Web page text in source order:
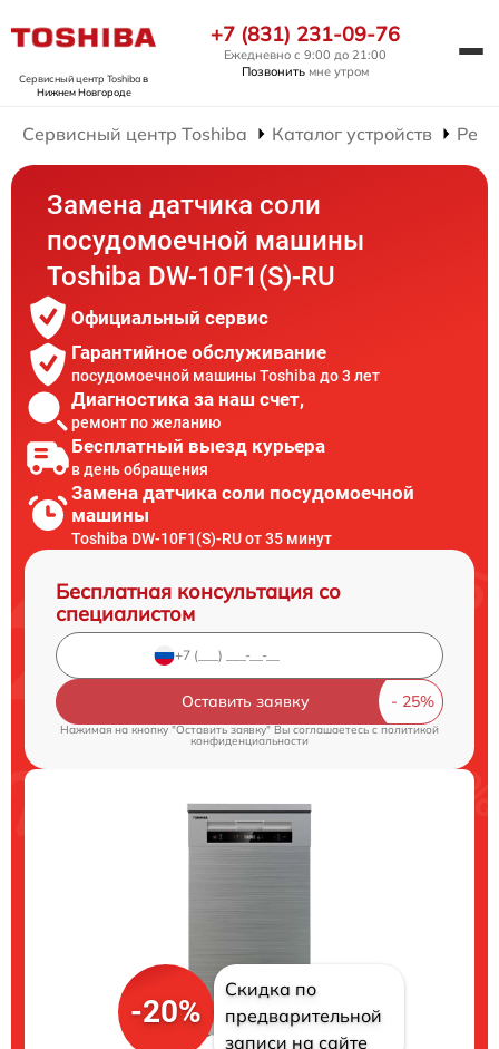
Сервисный центр Toshibaв
Нижнем Новгороде
+7 (831) 231-09-76
Ежедневно с 9:00 до 21:00
Позвонить мне утром
Сервисный центр Toshiba Каталог устройств
Замена датчика соли
посудомоечной машины
Toshiba DW-10F1(S)-RU
Официальный сервис
Гарантийное обслуживание
посудомоечной машины Toshiba до 3 лет
Диагностика за наш счет,
ремонт по желанию
Бесплатный выезд курьера
в день обращения
Замена датчика соли посудомоечной
машины
Toshiba DW-10F1(S)-RU от 35 минут
Бесплатная консультация со
специалистом
Оставить заявку
Нажимая на кнопку "Оставить заявку" Вы соглашаетесь cполитикой
конфиденциальности
-20%
Скидка по
предварительной
записи на сайте